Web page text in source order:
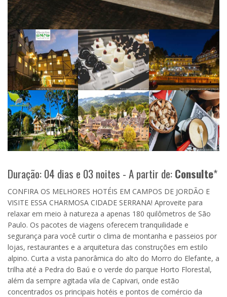
Duração: 04 dias e 03 noites - A partir de:Consulte*
CONFIRA OS MELHORES HOTÉIS EM CAMPOS DE JORDÃO E
VISITE ESSA CHARMOSA CIDADE SERRANA! Aproveite para
relaxar em meio à natureza a apenas 180 quilômetros de São
Paulo. Os pacotes de viagens oferecem tranquilidade e
segurança para você curtir o clima de montanha e passeios por
lojas, restaurantes e a arquitetura das construções em estilo
alpino. Curta a vista panorâmica do alto do Morro do Elefante, a
trilha até a Pedra do Baú e o verde do parque Horto Florestal,
além da sempre agitada vila de Capivari, onde estão
concentrados os principais hotéis e pontos de comércio da